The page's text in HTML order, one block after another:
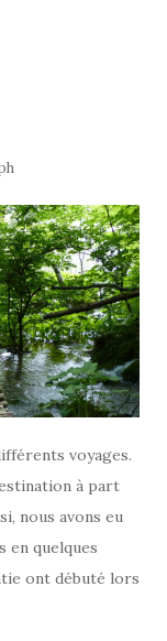
voyages.
à part
nous avons eu
en quelques
ont débuté lors